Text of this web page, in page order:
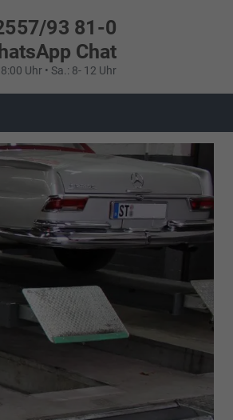
93 81-0
Chat
Uhr • Sa.: 8- 12 Uhr